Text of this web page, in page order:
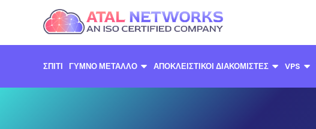
ΣΠΊΤΙ ΓΥΜΝΌ ΜΈΤΑΛΛΟ ΑΠΟΚΛΕΙΣΤΙΚΟΊ ΔΙΑΚΟΜΙΣΤΈΣ VPS